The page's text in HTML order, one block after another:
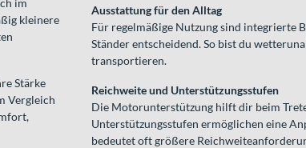
im
kleinere
Stärke
Vergleich
Ausstattung für den Alltag
Für regelmäßige Nutzung sind integrierte
Ständer entscheidend. So bist du
transportieren.
Reichweite und Unterstützungsstufen
Die Motorunterstützung hilft dir beim
Unterstützungsstufen ermöglichen eine
bedeutet oft größere